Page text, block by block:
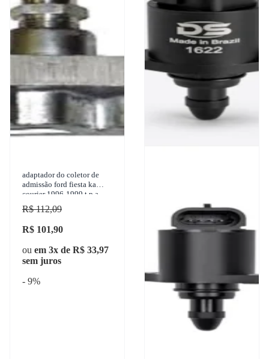
adaptador do coletor de
admissão ford fiesta ka
courier 1996-1999 t.p.a
reparos - t-737
R$ 112,09
R$ 101,90
ou em 3x de R$ 33,97
sem juros
- 9%